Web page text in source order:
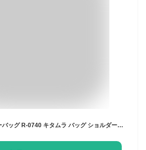
Kitamura ショルダーバッグ R-0740 キタムラ バッグ ショルダーバッグ ベージュ ブラック ネイビー【送料無料】